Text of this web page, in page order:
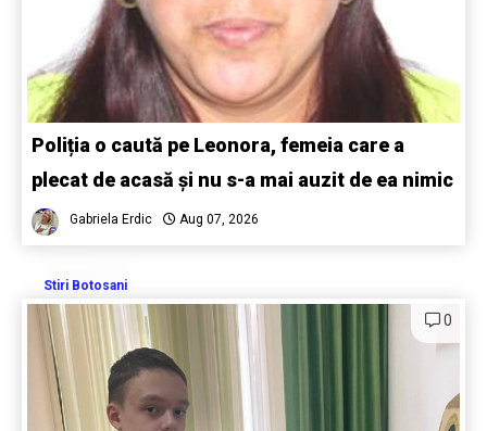
Poliția o caută pe Leonora, femeia care a
plecat de acasă și nu s-a mai auzit de ea nimic
Gabriela Erdic Aug 07, 2026
Stiri Botosani
0